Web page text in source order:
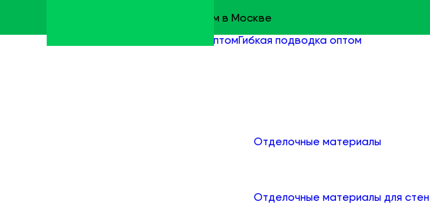
Строительные материалы оптом в Москве
Отделочные материалы
Отделочные материалы для стен
Сантехника оптомГибкая подводка оптом